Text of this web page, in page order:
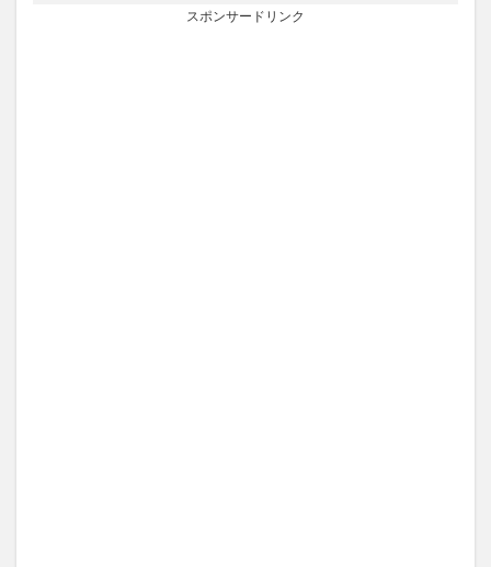
スポンサードリンク